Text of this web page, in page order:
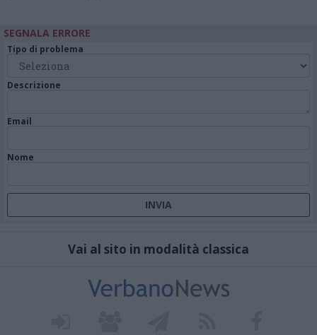
SEGNALA ERRORE
Tipo di problema
Descrizione
Email
Nome
Vai al sito in modalità classica